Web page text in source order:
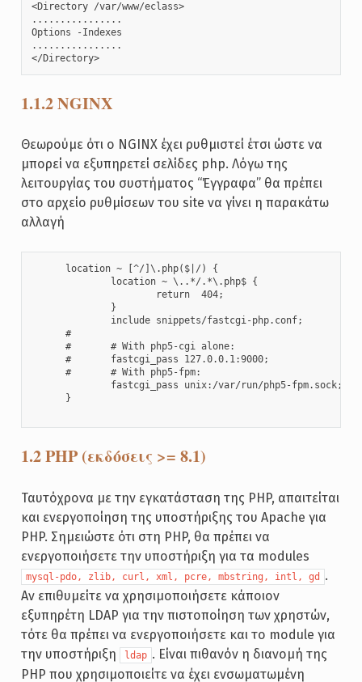
<Directory /var/www/eclass>
................
Options -Indexes
................
</Directory>
1.1.2 NGINX
Θεωρούμε ότι ο NGINX έχει ρυθμιστεί έτσι ώστε να
μπορεί να εξυπηρετεί σελίδες php. Λόγω της
λειτουργίας του συστήματος “Έγγραφα” θα πρέπει
στο αρχείο ρυθμίσεων του site να γίνει η παρακάτω
αλλαγή
      location ~ [^/]\.php($|/) {
              location ~ \..*/.*\.php$ {
                      return  404;
              }
              include snippets/fastcgi-php.conf;
      #
      #       # With php5-cgi alone:
      #       fastcgi_pass 127.0.0.1:9000;
      #       # With php5-fpm:
              fastcgi_pass unix:/var/run/php5-fpm.sock;
      }
1.2 PHP (εκδόσεις >= 8.1)
Ταυτόχρονα με την εγκατάσταση της PHP, απαιτείται
και ενεργοποίηση της υποστήριξης του Apache για
PHP. Σημειώστε ότι στη PHP, θα πρέπει να
ενεργοποιήσετε την υποστήριξη για τα modules
mysql-pdo, zlib, curl, xml, pcre, mbstring, intl, gd
.
Αν επιθυμείτε να χρησιμοποιήσετε κάποιον
εξυπηρέτη LDAP για την πιστοποίηση των χρηστών,
τότε θα πρέπει να ενεργοποιήσετε και το module για
την υποστήριξη
ldap . Είναι πιθανόν η διανομή της
PHP που χρησιμοποιείτε να έχει ενσωματωμένη